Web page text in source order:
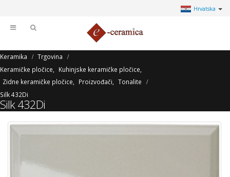
Hrvatska
Keramika
Trgovina
Keramičke pločice
Kuhinjske keramičke pločice
Zidne keramičke pločice
Proizvođači
Tonalite
Silk 432Di
Silk 432Di